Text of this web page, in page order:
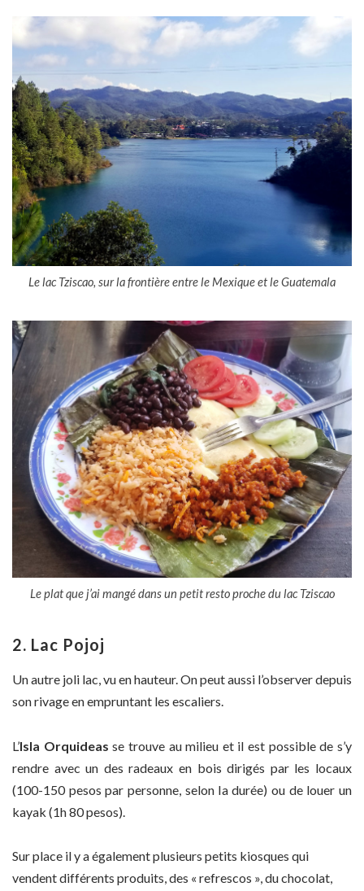
Le lac Tziscao, sur la frontière entre le Mexique et le Guatemala
Le plat que j’ai mangé dans un petit resto proche du lac Tziscao
2. Lac Pojoj
Un autre joli lac, vu en hauteur. On peut aussi l’observer depuis
son rivage en empruntant les escaliers.
L’Isla Orquideas se trouve au milieu et il est possible de s’y
rendre avec un des radeaux en bois dirigés par les locaux
(100-150 pesos par personne, selon la durée) ou de louer un
kayak (1h 80 pesos).
Sur place il y a également plusieurs petits kiosques qui
vendent différents produits, des « refrescos », du chocolat,